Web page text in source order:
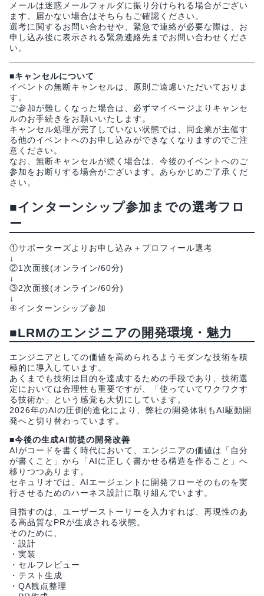
メールは迷惑メールフォルダに振り分けられる場合がござい
ます。届かない場合はそちらもご確認ください。
選考に関するお問い合わせや、緊急で連絡が必要な際は、お
申し込み後に表示される緊急連絡先までお問い合わせくださ
い。
■キャンセルについて
イベントの無断キャンセルは、原則ご遠慮いただいておりま
す。
ご参加が難しくなった場合は、必ずマイページよりキャンセ
ルのお手続きをお願いいたします。
キャンセル処理が完了していない状態では、同企業が主催す
る他のイベントへのお申し込みができなくなりますのでご注
意ください。
なお、無断キャンセルが続く場合は、今後のイベントへのご
参加をお断りする場合がございます。あらかじめご了承くだ
さい。
■インターンシップ参加までの選考フロ
ー
①サポーターズよりお申し込み＋プロフィール選考
↓
②1次面接(オンライン/60分)
↓
③2次面接(オンライン/60分)
↓
④インターンシップ参加
■LRMのエンジニアの開発環境・魅力
エンジニアとしての価値を高められるようモダンな技術を積
極的に導入しています。
あくまでも技術は目的を達成するための手段であり、技術選
定においては合理性も重要ですが、「使っていてワクワクす
る技術か」という感覚も大切にしています。
2026年のAIの圧倒的進化により、弊社の開発体制もAI駆動開
発へと切り替わっています。
■今後の生成AI前提の開発改善
AIがコードを書く時代において、エンジニアの価値は「自分
が書くこと」から「AIに正しく書かせる構造を作ること」へ
移りつつあります。
セキュリオでは、AIエージェントに開発フローそのものを実
行させるためのハーネス設計に取り組んでいます。
目指すのは、ユーザーストーリーを入力すれば、再現性のあ
る高品質なPRが生成される状態。
そのために、
・設計
・実装
・セルフレビュー
・テスト生成
・QA観点整理